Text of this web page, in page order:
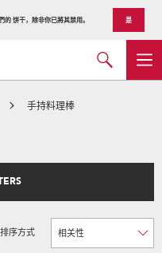
的 饼干，除非你已將其禁用。 是
手持料理棒
排序方式